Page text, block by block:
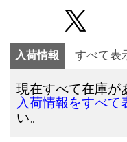
入荷情報 すべて表
現在すべて在庫が
入荷情報をすべて
い。